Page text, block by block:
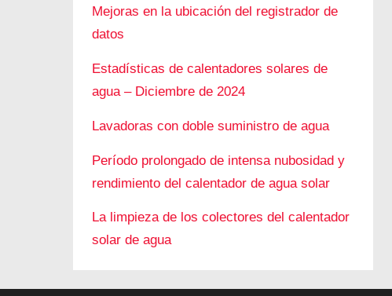
Mejoras en la ubicación del registrador de
datos
Estadísticas de calentadores solares de
agua – Diciembre de 2024
Lavadoras con doble suministro de agua
Período prolongado de intensa nubosidad y
rendimiento del calentador de agua solar
La limpieza de los colectores del calentador
solar de agua